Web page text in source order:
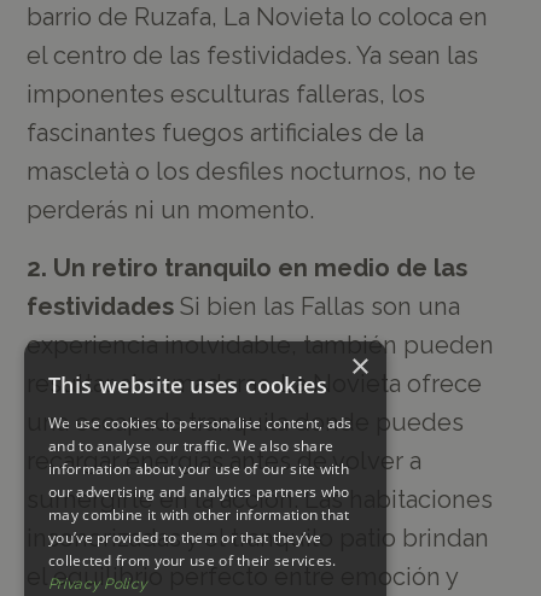
barrio de Ruzafa, La Novieta lo coloca en
el centro de las festividades. Ya sean las
imponentes esculturas falleras, los
fascinantes fuegos artificiales de la
mascletà o los desfiles nocturnos, no te
perderás ni un momento.
2. Un retiro tranquilo en medio de las
festividadesSi bien las Fallas son una
experiencia inolvidable, también pueden
resultar abrumadoras. La Novieta ofrece
una escapada tranquila donde puedes
recargar energías antes de volver a
sumergirte en la acción. Las habitaciones
insonorizadas y el tranquilo patio brindan
el equilibrio perfecto entre emoción y
×
This website uses cookies
We use cookies to personalise content, ads
and to analyse our traffic. We also share
information about your use of our site with
our advertising and analytics partners who
may combine it with other information that
you’ve provided to them or that they’ve
collected from your use of their services.
Privacy Policy